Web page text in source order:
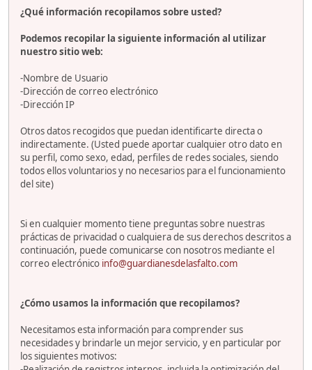
¿Qué información recopilamos sobre usted?
Podemos recopilar la siguiente información al utilizar
nuestro sitio web:
-Nombre de Usuario
-Dirección de correo electrónico
-Dirección IP
Otros datos recogidos que puedan identificarte directa o
indirectamente. (Usted puede aportar cualquier otro dato en
su perfil, como sexo, edad, perfiles de redes sociales, siendo
todos ellos voluntarios y no necesarios para el funcionamiento
del site)
Si en cualquier momento tiene preguntas sobre nuestras
prácticas de privacidad o cualquiera de sus derechos descritos a
continuación, puede comunicarse con nosotros mediante el
correo electrónico info@guardianesdelasfalto.com
¿Cómo usamos la información que recopilamos?
Necesitamos esta información para comprender sus
necesidades y brindarle un mejor servicio, y en particular por
los siguientes motivos: